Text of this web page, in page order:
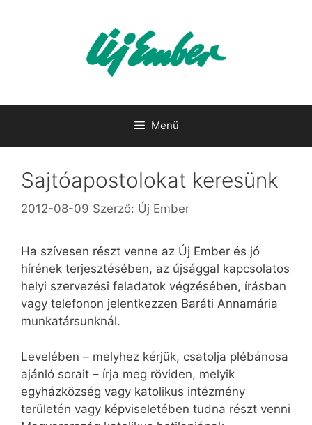
Menü
Sajtóapostolokat keresünk
2012-08-09 Szerző: Új Ember
Ha szívesen részt venne az Új Ember és jó
hírének terjesztésében, az újsággal kapcsolatos
helyi szervezési feladatok végzésében, írásban
vagy telefonon jelentkezzen Baráti Annamária
munkatársunknál.
Levelében – melyhez kérjük, csatolja plébánosa
ajánló sorait – írja meg röviden, melyik
egyházközség vagy katolikus intézmény
területén vagy képviseletében tudna részt venni